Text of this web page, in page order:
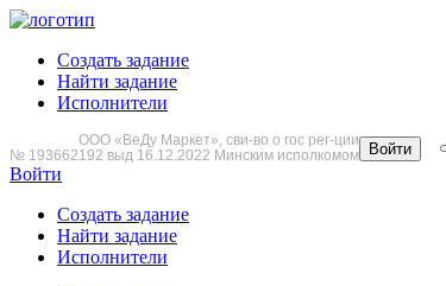
Создать задание
Найти задание
Исполнители
ООО «ВеДу Маркет», сви-во о гос рег-ции
№ 193662192 выд 16.12.2022 Минским исполкомом
Войти
Войти
Создать задание
Найти задание
Исполнители